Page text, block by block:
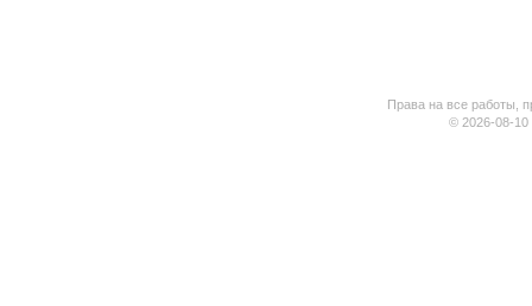
Права на все работы,
© 2026-08-10